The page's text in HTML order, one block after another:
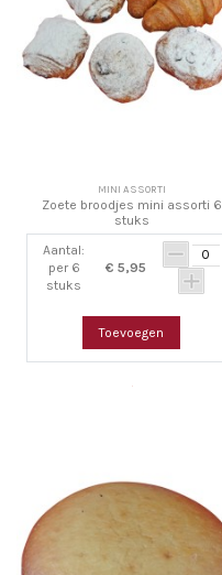
MINI ASSORTI
Zoete broodjes mini assorti 6
stuks
Aantal:
per 6
stuks
€ 5,95
Toevoegen